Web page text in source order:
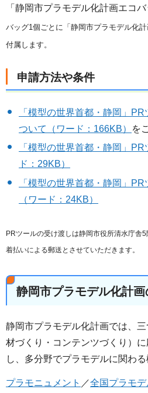
「静岡市プラモデル化計画エコバ
バッグ1個ごとに「静岡市プラモデル化
付属します。
申請方法や条件
「模型の世界首都・静岡」
ついて（ワード：166KB）
を
「模型の世界首都・静岡」
ド：29KB）
「模型の世界首都・静岡」
（ワード：24KB）
PRツールの受け渡しは静岡市役所清水庁舎
着払いによる郵送とさせていただきます。
静岡市プラモデル化計画
静岡市プラモデル化計画では、
材づくり・コンテンツづくり）
し、多分野でプラモデルに関わ
プラモニュメント ／全国プラモ